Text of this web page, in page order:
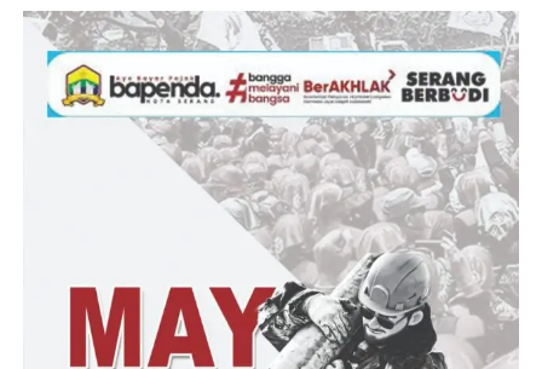
bentuk keperdulian para Lemabaga di Lebak terhadap
pendapatan asli daerah.
“Saya sudah berkordinasi dengan sejumlah Lembaga yang
tergabung di GLB untuk menggelar aksi, dan kawan kawan
sepakat dan siap mengawal persoalan tersebut hingga
Lanjut Iwan, pihaknya bersama Gabungan Lembaga Bersatu